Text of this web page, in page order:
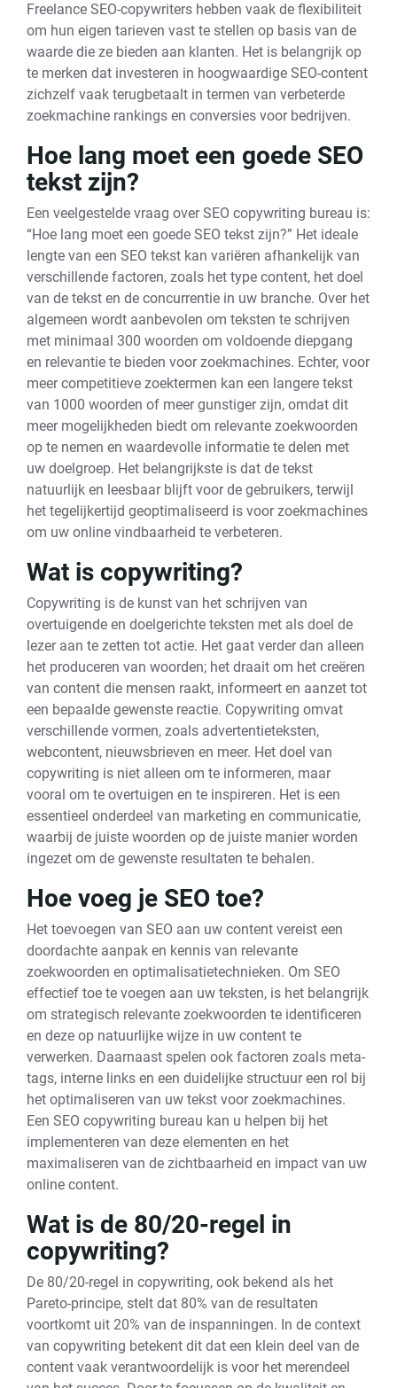
Freelance SEO-copywriters hebben vaak de flexibiliteit
om hun eigen tarieven vast te stellen op basis van de
waarde die ze bieden aan klanten. Het is belangrijk op
te merken dat investeren in hoogwaardige SEO-content
zichzelf vaak terugbetaalt in termen van verbeterde
zoekmachine rankings en conversies voor bedrijven.
Hoe lang moet een goede SEO
tekst zijn?
Een veelgestelde vraag over SEO copywriting bureau is:
“Hoe lang moet een goede SEO tekst zijn?” Het ideale
lengte van een SEO tekst kan variëren afhankelijk van
verschillende factoren, zoals het type content, het doel
van de tekst en de concurrentie in uw branche. Over het
algemeen wordt aanbevolen om teksten te schrijven
met minimaal 300 woorden om voldoende diepgang
en relevantie te bieden voor zoekmachines. Echter, voor
meer competitieve zoektermen kan een langere tekst
van 1000 woorden of meer gunstiger zijn, omdat dit
meer mogelijkheden biedt om relevante zoekwoorden
op te nemen en waardevolle informatie te delen met
uw doelgroep. Het belangrijkste is dat de tekst
natuurlijk en leesbaar blijft voor de gebruikers, terwijl
het tegelijkertijd geoptimaliseerd is voor zoekmachines
om uw online vindbaarheid te verbeteren.
Wat is copywriting?
Copywriting is de kunst van het schrijven van
overtuigende en doelgerichte teksten met als doel de
lezer aan te zetten tot actie. Het gaat verder dan alleen
het produceren van woorden; het draait om het creëren
van content die mensen raakt, informeert en aanzet tot
een bepaalde gewenste reactie. Copywriting omvat
verschillende vormen, zoals advertentieteksten,
webcontent, nieuwsbrieven en meer. Het doel van
copywriting is niet alleen om te informeren, maar
vooral om te overtuigen en te inspireren. Het is een
essentieel onderdeel van marketing en communicatie,
waarbij de juiste woorden op de juiste manier worden
ingezet om de gewenste resultaten te behalen.
Hoe voeg je SEO toe?
Het toevoegen van SEO aan uw content vereist een
doordachte aanpak en kennis van relevante
zoekwoorden en optimalisatietechnieken. Om SEO
effectief toe te voegen aan uw teksten, is het belangrijk
om strategisch relevante zoekwoorden te identificeren
en deze op natuurlijke wijze in uw content te
verwerken. Daarnaast spelen ook factoren zoals meta-
tags, interne links en een duidelijke structuur een rol bij
het optimaliseren van uw tekst voor zoekmachines.
Een SEO copywriting bureau kan u helpen bij het
implementeren van deze elementen en het
maximaliseren van de zichtbaarheid en impact van uw
online content.
Wat is de 80/20-regel in
copywriting?
De 80/20-regel in copywriting, ook bekend als het
Pareto-principe, stelt dat 80% van de resultaten
voortkomt uit 20% van de inspanningen. In de context
van copywriting betekent dit dat een klein deel van de
content vaak verantwoordelijk is voor het merendeel